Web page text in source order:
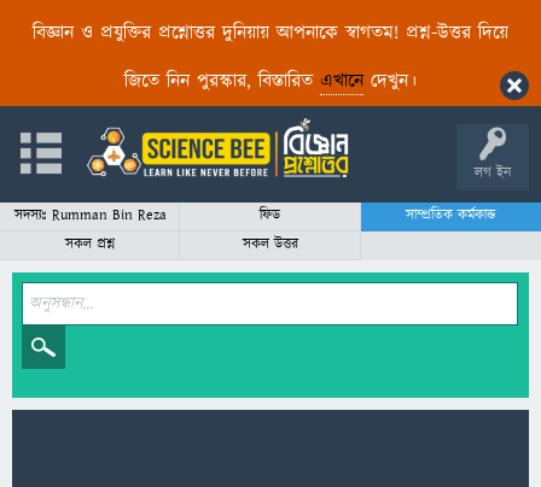
বিজ্ঞান ও প্রযুক্তির প্রশ্নোত্তর দুনিয়ায় আপনাকে স্বাগতম! প্রশ্ন-উত্তর দিয়ে
জিতে নিন পুরস্কার, বিস্তারিত এখানেদেখুন।
লগ ইন
সদস্যঃ Rumman Bin Reza ফিড
সাম্প্রতিক কর্মকান্ড
সকল প্রশ্ন
সকল উত্তর